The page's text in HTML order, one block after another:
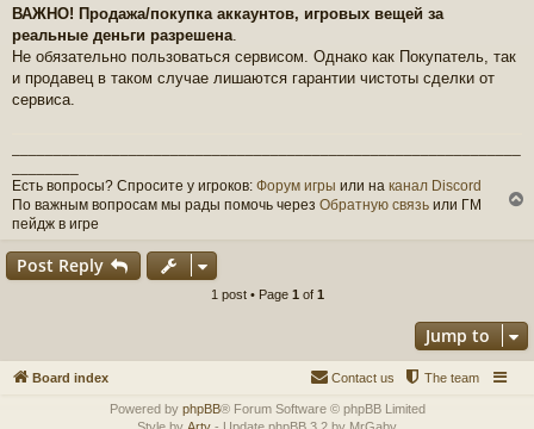
ВАЖНО! Продажа/покупка аккаунтов, игровых вещей за
реальные деньги разрешена.
Не обязательно пользоваться сервисом. Однако как Покупатель, так
и продавец в таком случае лишаются гарантии чистоты сделки от
сервиса.
Есть вопросы? Спросите у игроков: Форум игры или на канал Discord
По важным вопросам мы рады помочь через Обратную связь или ГМ
пейдж в игре
Post Reply
1 post • Page 1 of 1
Jump to
Board index The team
Contact us
Powered by phpBB® Forum Software © phpBB Limited
Style by Arty - Update phpBB 3.2 by MrGaby